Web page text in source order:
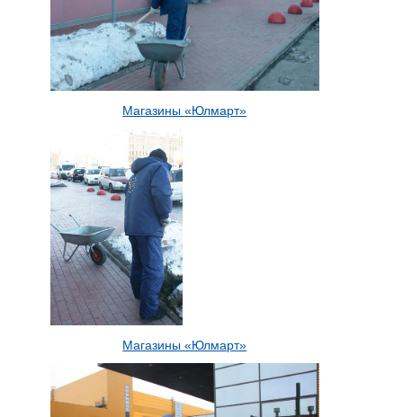
Магазины «Юлмарт»
Магазины «Юлмарт»